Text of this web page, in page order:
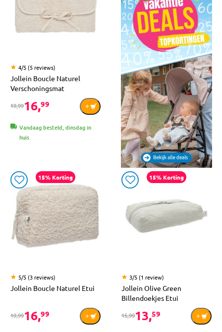
4/5 (5 reviews)
Jollein Boucle Naturel
Verschoningsmat
19,9916,99
Vandaag besteld, dinsdag in
huis
15% Korting
5/5 (3 reviews)
Jollein Boucle Naturel Etui
19,9916,99
15% Korting
3/5 (1 review)
Jollein Olive Green
Billendoekjes Etui
15,9913,59